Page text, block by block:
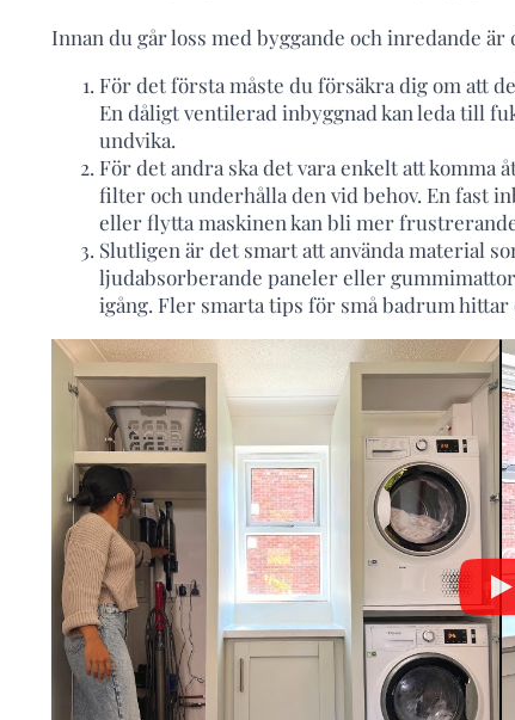
Innan du går loss med byggande och inredande
För det första måste du försäkra dig om att
En dåligt ventilerad inbyggnad kan leda till
undvika.
För det andra ska det vara enkelt att komma
filter och underhålla den vid behov. En fast
eller flytta maskinen kan bli mer
Slutligen är det smart att använda material
ljudabsorberande paneler eller
igång. Fler smarta tips för små badrum hittar